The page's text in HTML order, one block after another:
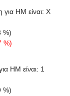
HΜ είναι: X
%)
%)
HΜ είναι: 1
%)